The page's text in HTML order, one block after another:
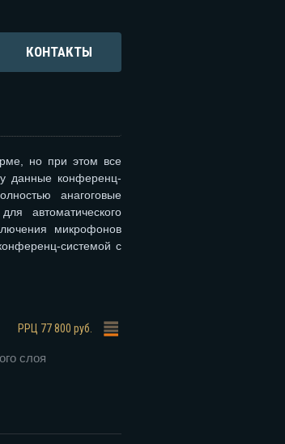
КОНТАКТЫ
но при этом все
данные конференц-
анагоговые
автоматического
микрофонов
системой с
РРЦ 77 800 руб.
слоя